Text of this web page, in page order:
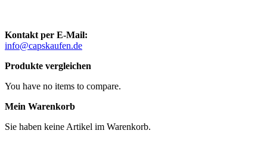
Kontakt per E-Mail:
info@capskaufen.de
Produkte vergleichen
You have no items to compare.
Mein Warenkorb
Sie haben keine Artikel im Warenkorb.